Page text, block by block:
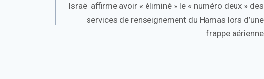
Israël affirme avoir « éliminé » le « numéro deux » des
services de renseignement du Hamas lors d’une
frappe aérienne